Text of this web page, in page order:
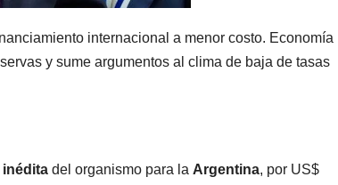
internacional a menor costo. Economía
y sume argumentos al clima de baja de tasas
del organismo para la Argentina, por US$